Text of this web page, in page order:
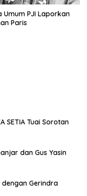
Umum PJI Laporkan
Paris
SETIA Tuai Sorotan
dan Gus Yasin
dengan Gerindra